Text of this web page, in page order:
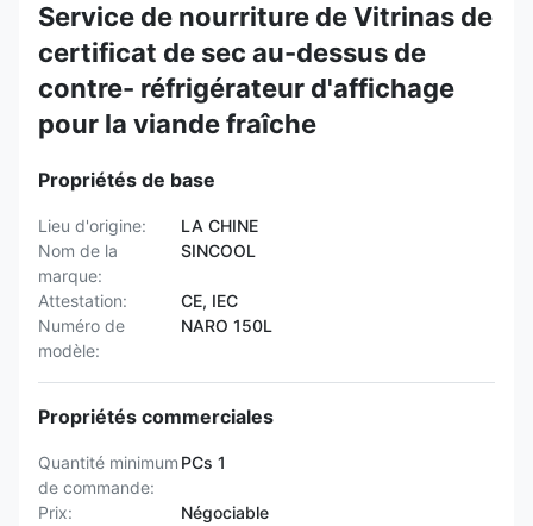
Service de nourriture de Vitrinas de
certificat de sec au-dessus de
contre- réfrigérateur d'affichage
pour la viande fraîche
Propriétés de base
Lieu d'origine:
LA CHINE
Nom de la
marque:
SINCOOL
Attestation:
CE, IEC
Numéro de
modèle:
NARO 150L
Propriétés commerciales
Quantité minimum
de commande:
PCs 1
Prix:
Négociable